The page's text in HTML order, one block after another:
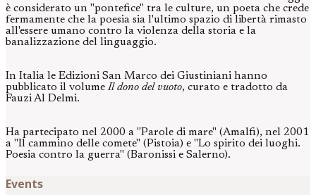
è considerato un "pontefice" tra le culture, un poeta che crede
fermamente che la poesia sia l'ultimo spazio di libertà rimasto
all'essere umano contro la violenza della storia e la
banalizzazione del linguaggio.
In Italia le Edizioni San Marco dei Giustiniani hanno
pubblicato il volume Il dono del vuoto, curato e tradotto da
Fauzi Al Delmi.
Ha partecipato nel 2000 a "Parole di mare" (Amalfi), nel 2001
a "Il cammino delle comete" (Pistoia) e "Lo spirito dei luoghi.
Poesia contro la guerra" (Baronissi e Salerno).
Events